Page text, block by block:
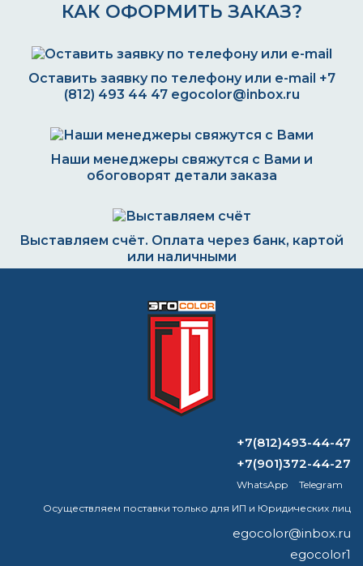
КАК ОФОРМИТЬ ЗАКАЗ?
Оставить заявку по телефону или e-mail +7
(812) 493 44 47 egocolor@inbox.ru
Наши менеджеры свяжутся с Вами и
обоговорят детали заказа
Выставляем счёт. Оплата через банк, картой
или наличными
Формируем заказ и отправляем транспортной
компанией
Какое сопло нужно для молотковой
+7(812)493-44-47
+7(901)372-44-27
WhatsApp
Telegram
Осуществляем поставки только для ИП и Юридических лиц
egocolor@inbox.ru
egocolor1